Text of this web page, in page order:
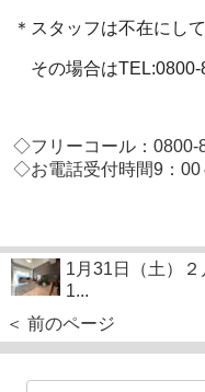
＊スタッフは不在にし
その場合はTEL:0800-
◇フリーコール：
◇お電話受付時間9：
1月31日（土）２
1...
＜ 前のページ